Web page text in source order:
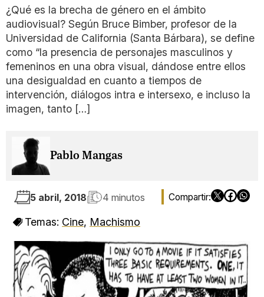
¿Qué es la brecha de género en el ámbito
audiovisual? Según Bruce Bimber, profesor de la
Universidad de California (Santa Bárbara), se define
como “la presencia de personajes masculinos y
femeninos en una obra visual, dándose entre ellos
una desigualdad en cuanto a tiempos de
intervención, diálogos intra e intersexo, e incluso la
imagen, tanto […]
Pablo Mangas
5 abril, 2018 4 minutos
Temas: Cine, Machismo